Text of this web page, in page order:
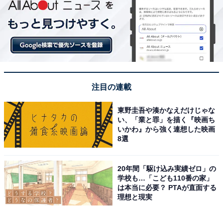
1位の俳優は、映画『君の膵臓を食べたい』『亜人』な
どを代表作にもつ「浜辺美波」さんでした。
2024年1月公開の映画『サイレントラブ』では、視力を
失ったヒロイン・甚内美夏役を担当。山田涼介さん演じ
る主人公・蒼との静かな恋愛を、切ない演技によって表
現しています。
アンケートの回答者からは、「一途で献身的なミファー
の恋心を表現してくれそう（30代女性）」「芯が強く癒
し系なところがイメージと合うと思います（50代女
性）」といった声が寄せられました。
※回答者コメントは原文ママです
注目の連載
東野圭吾や湊かなえだけじゃな
い、「業と罪」を描く『映画ち
いかわ』から強く連想した映画
8選
20年間「駆け込み実績ゼロ」の
学校も…「こども110番の家」
は本当に必要？ PTAが直面する
理想と現実